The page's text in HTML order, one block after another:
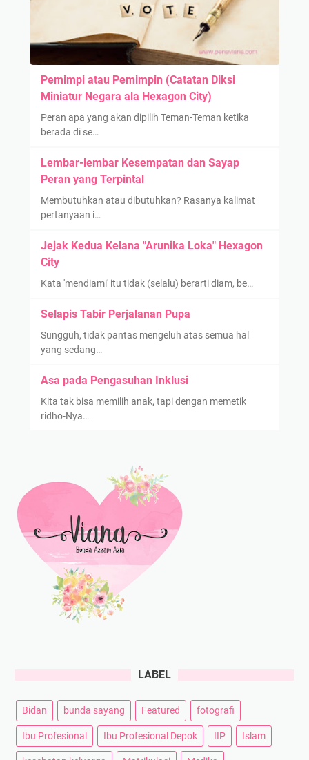
Pemimpi atau Pemimpin (Catatan Diksi
Miniatur Negara ala Hexagon City)
Peran apa yang akan dipilih Teman-Teman ketika
berada di se…
Lembar-lembar Kesempatan dan Sayap
Peran yang Terpintal
Membutuhkan atau dibutuhkan? Rasanya kalimat
pertanyaan i…
Jejak Kedua Kelana "Arunika Loka" Hexagon
City
Kata 'mendiami' itu tidak (selalu) berarti diam, be…
Selapis Tabir Perjalanan Pupa
Sungguh, tidak pantas mengeluh atas semua hal
yang sedang…
Asa pada Pengasuhan Inklusi
Kita tak bisa memilih anak, tapi dengan memetik
ridho-Nya…
LABEL
Bidan bunda sayang Featured fotografi
Ibu Profesional Ibu Profesional Depok IIP Islam